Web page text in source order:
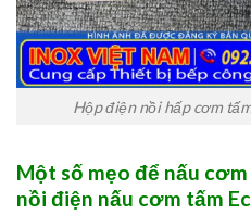
Hộp điện nồi hấp cơm
Một số mẹo để nấu
nồi điện nấu cơm tấm